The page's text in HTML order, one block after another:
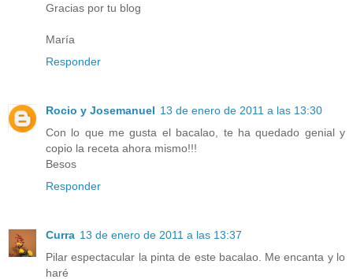
Gracias por tu blog
María
Responder
Rocio y Josemanuel 13 de enero de 2011 a las 13:30
Con lo que me gusta el bacalao, te ha quedado genial y
copio la receta ahora mismo!!!
Besos
Responder
Curra 13 de enero de 2011 a las 13:37
Pilar espectacular la pinta de este bacalao. Me encanta y lo
haré